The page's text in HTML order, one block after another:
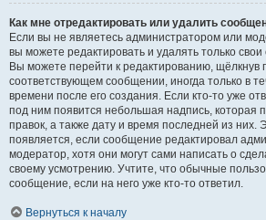
Как мне отредактировать или удалить
Если вы не являетесь администратором или
вы можете редактировать и удалять только
Вы можете перейти к редактированию, щёлкнув
соответствующем сообщении, иногда только в
времени после его создания. Если кто-то уже
под ним появится небольшая надпись, которая
правок, а также дату и время последней из них.
появляется, если сообщение редактировал
модератор, хотя они могут сами написать о
своему усмотрению. Учтите, что обычные
сообщение, если на него уже кто-то ответил.
Вернуться к началу